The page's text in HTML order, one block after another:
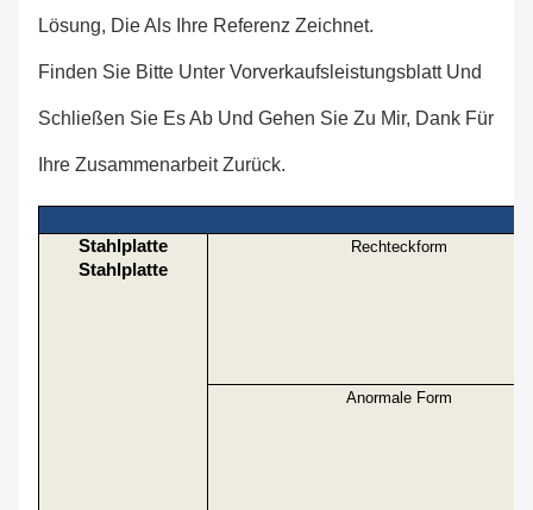
Lösung, Die Als Ihre Referenz Zeichnet.
Finden Sie Bitte Unter Vorverkaufsleistungsblatt Und
Schließen Sie Es Ab Und Gehen Sie Zu Mir, Dank Für
Ihre Zusammenarbeit Zurück.
Stahlplatte
Stahlplatte
Rechteckform
Anormale Form